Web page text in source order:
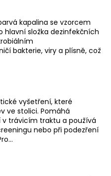
kapalina se vzorcem
hlavní složka dezinfekčních
bakterie, viry a plísně, což
vyšetření, které
ve stolici. Pomáhá
trávicím traktu a používá
nebo při podezření